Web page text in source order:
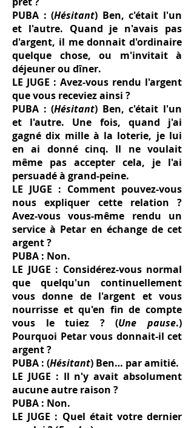
PUBA : (Hésitant) Ben, c'était l'un
et l'autre. Quand je n'avais pas
d'argent, il me donnait d'ordinaire
quelque chose, ou m'invitait à
déjeuner ou dîner.
LE JUGE : Avez-vous rendu l'argent
que vous receviez ainsi ?
PUBA : (Hésitant) Ben, c'était l'un
et l'autre. Une fois, quand j'ai
gagné dix mille à la loterie, je lui
en ai donné cinq. Il ne voulait
même pas accepter cela, je l'ai
persuadé à grand-peine.
LE JUGE : Comment pouvez-vous
nous expliquer cette relation ?
Avez-vous vous-même rendu un
service à Petar en échange de cet
argent ?
PUBA : Non.
LE JUGE : Considérez-vous normal
que quelqu'un continuellement
vous donne de l'argent et vous
nourrisse et qu'en fin de compte
vous le tuiez ? (Une pause.)
Pourquoi Petar vous donnait-il cet
argent ?
PUBA : (Hésitant) Ben… par amitié.
LE JUGE : Il n'y avait absolument
aucune autre raison ?
PUBA : Non.
LE JUGE : Quel était votre dernier